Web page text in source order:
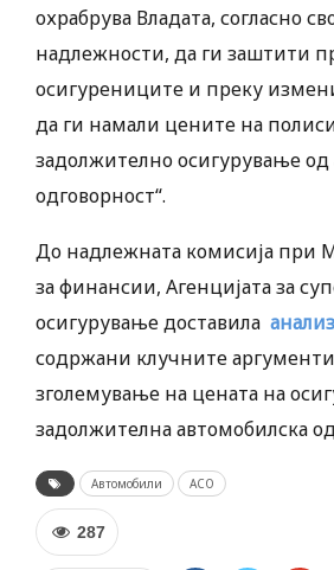
охрабрува Владата, согласно
надлежности, да ги заштити
осигурениците и преку
да ги намали цените на
задолжително осигурување од
одговорност“.
До надлежната комисија при
за финансии, Агенцијата за
осигурување доставила
содржани клучните
зголемување на цената на
задолжителна автомобилска
Автомобили АСО
287